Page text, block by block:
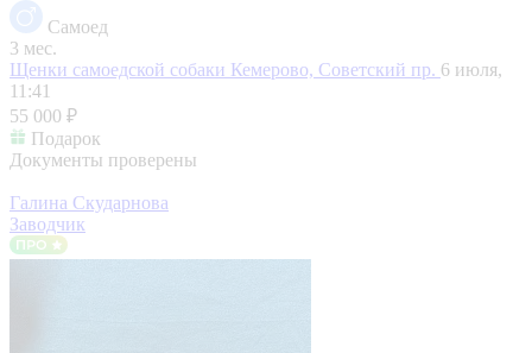
Самоед
3 мес.
Щенки самоедской собаки Кемерово, Советский пр. 6 июля,
11:41
55 000 ₽
Подарок
Документы проверены
Галина Скударнова
Заводчик